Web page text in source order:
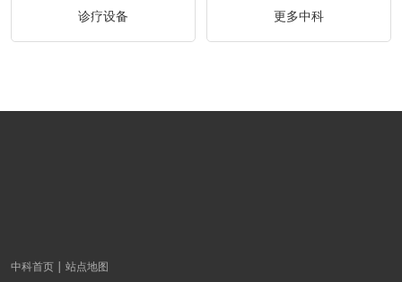
诊疗设备 更多中科
中科首页 站点地图